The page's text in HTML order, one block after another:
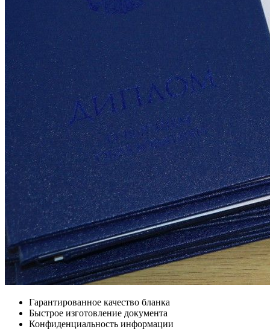
Гарантированное качество бланка
Быстрое изготовление документа
Конфиденциальность информации